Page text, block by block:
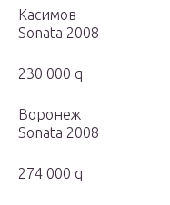
Касимов
Sonata 2008
230 000 q
Воронеж
Sonata 2008
274 000 q